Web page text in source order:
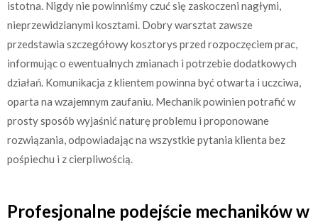
istotna. Nigdy nie powinniśmy czuć się zaskoczeni nagłymi,
nieprzewidzianymi kosztami. Dobry warsztat zawsze
przedstawia szczegółowy kosztorys przed rozpoczęciem prac,
informując o ewentualnych zmianach i potrzebie dodatkowych
działań. Komunikacja z klientem powinna być otwarta i uczciwa,
oparta na wzajemnym zaufaniu. Mechanik powinien potrafić w
prosty sposób wyjaśnić naturę problemu i proponowane
rozwiązania, odpowiadając na wszystkie pytania klienta bez
pośpiechu i z cierpliwością.
Profesjonalne podejście mechaników w